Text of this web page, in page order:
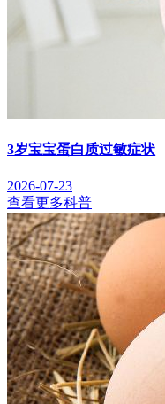
3岁宝宝蛋白质过敏症状
2026-07-23
查看更多科普